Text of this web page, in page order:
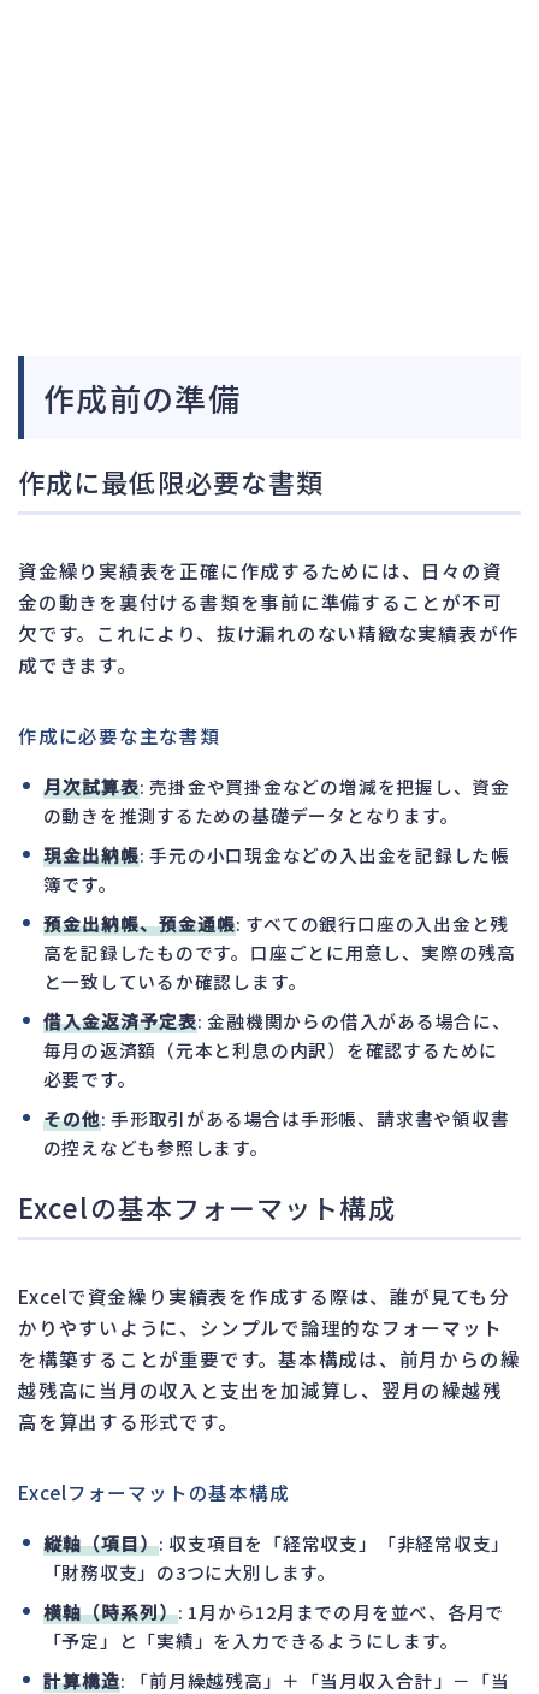
作成前の準備
作成に最低限必要な書類
資金繰り実績表を正確に作成するためには、日々の資
金の動きを裏付ける書類を事前に準備することが不可
欠です。これにより、抜け漏れのない精緻な実績表が作
成できます。
作成に必要な主な書類
月次試算表: 売掛金や買掛金などの増減を把握し、資金
の動きを推測するための基礎データとなります。
現金出納帳: 手元の小口現金などの入出金を記録した帳
簿です。
預金出納帳、預金通帳: すべての銀行口座の入出金と残
高を記録したものです。口座ごとに用意し、実際の残高
と一致しているか確認します。
借入金返済予定表: 金融機関からの借入がある場合に、
毎月の返済額（元本と利息の内訳）を確認するために
必要です。
その他: 手形取引がある場合は手形帳、請求書や領収書
の控えなども参照します。
Excelの基本フォーマット構成
Excelで資金繰り実績表を作成する際は、誰が見ても分
かりやすいように、シンプルで論理的なフォーマット
を構築することが重要です。基本構成は、前月からの繰
越残高に当月の収入と支出を加減算し、翌月の繰越残
高を算出する形式です。
Excelフォーマットの基本構成
縦軸（項目）: 収支項目を「経常収支」「非経常収支」
「財務収支」の3つに大別します。
横軸（時系列）: 1月から12月までの月を並べ、各月で
「予定」と「実績」を入力できるようにします。
計算構造: 「前月繰越残高」＋「当月収入合計」－「当